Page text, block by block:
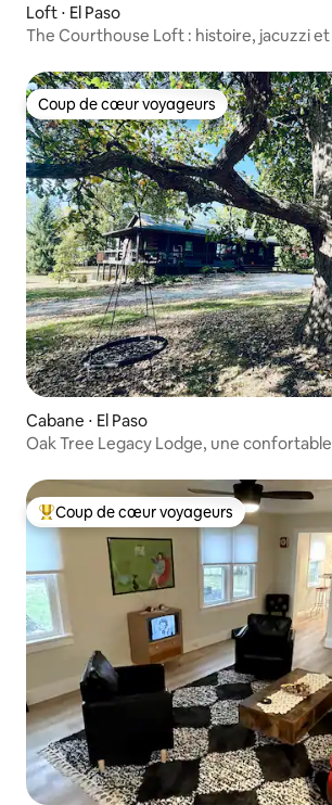
Loft ⋅ El Paso
The Courthouse Loft : histoire, jacuzzi et
Coup de cœur voyageurs
Coup de cœur voyageurs
Cabane ⋅ El Paso
Oak Tree Legacy Lodge, une
Coups de cœur voyageurs les plus
Coup de cœur voyageurs